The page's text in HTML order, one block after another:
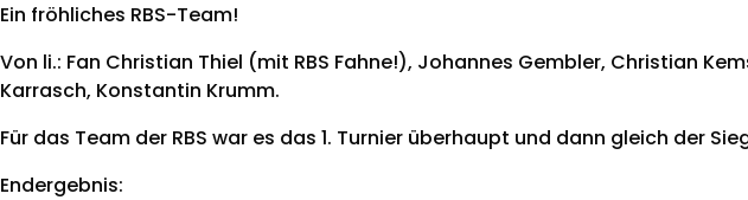
Ein fröhliches RBS-Team!
Von li.: Fan Christian Thiel (mit RBS Fahne!), Johannes Gembler, Christian
Karrasch, Konstantin Krumm.
Für das Team der RBS war es das 1. Turnier überhaupt und dann gleich der
Endergebnis: